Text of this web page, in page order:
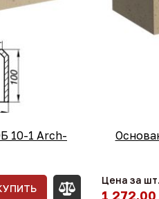
10-1 Arch-
Цена за
1